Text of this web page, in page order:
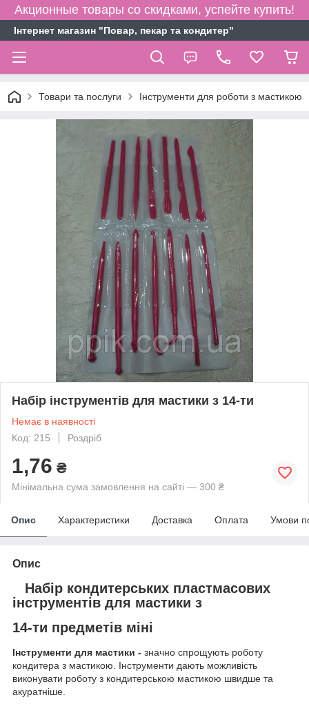
Акционные товары со скидками, успейте купить!
Інтернет магазин "Повар, пекар та кондитер"
Товари та послуги Інструменти для роботи з мастикою
Набір інструментів для мастики з 14-ти
Немає в наявності
Код: 215
Роздріб
1,76 ₴
Мінімальна сума замовлення на сайті — 300 ₴
Опис Характеристики Доставка Оплата Умови
Опис
Набір кондитерських пластмасових
інструментів для мастики з
14-ти предметів міні
Інструменти для мастики - значно спрощують роботу
кондитера з мастикою. Інструменти дають можливість
виконувати роботу з кондитерською мастикою швидше та
акуратніше.